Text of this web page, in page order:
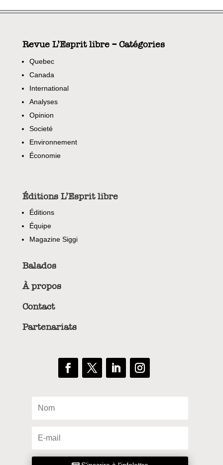
Revue L’Esprit libre – Catégories
Quebec
Canada
International
Analyses
Opinion
Societé
Environnement
Économie
Éditions L’Esprit libre
Éditions
Équipe
Magazine Siggi
Balados
À propos
Contact
Partenariats